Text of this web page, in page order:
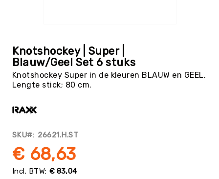
Basketbal
Beachvolleybal
Boksen
Boogschieten
Cornhole
Cricket
Curling
het
begin
van
de
afbeeldingen-
Knotshockey | Super |
Blauw/Geel Set 6 stuks
Knotshockey Super in de kleuren BLAUW en GEEL.
Lengte stick; 80 cm.
SKU 26621.H.ST
€ 83,04
€ 68,63